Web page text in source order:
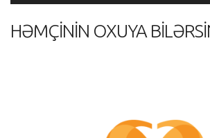
HƏMÇININ OXUYA